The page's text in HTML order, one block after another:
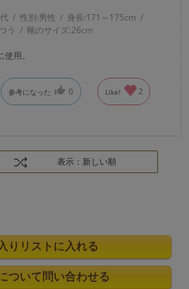
性別:男性 身長:171～175cm
う 靴のサイズ:26cm
用。
参考になった 0 Like! 2
表示：新しい順